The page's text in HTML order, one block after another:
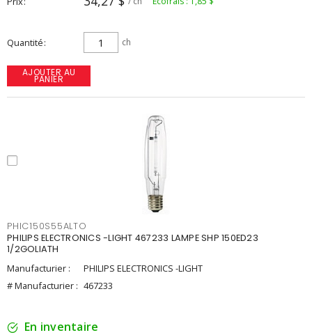
Quantité ch
AJOUTER AU
PANIER
PHIC150S55ALTO
PHILIPS ELECTRONICS -LIGHT 467233 LAMPE SHP 150ED23
1/2GOLIATH
Manufacturier :
PHILIPS ELECTRONICS -LIGHT
# Manufacturier : 467233
En inventaire